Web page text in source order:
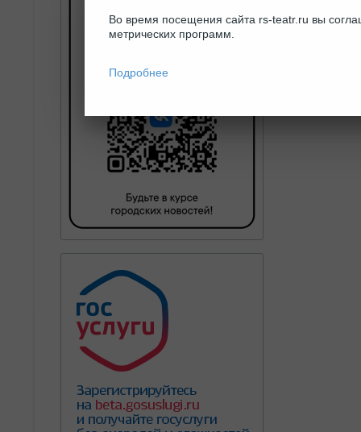
Во время посещения сайта rs-teatr.ru вы
метрических программ.
Подробнее